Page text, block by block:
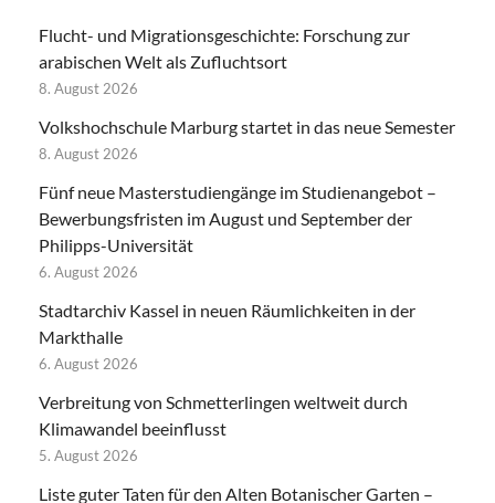
Flucht- und Migrationsgeschichte: Forschung zur
arabischen Welt als Zufluchtsort
8. August 2026
Volkshochschule Marburg startet in das neue Semester
8. August 2026
Fünf neue Masterstudiengänge im Studienangebot –
Bewerbungsfristen im August und September der
Philipps-Universität
6. August 2026
Stadtarchiv Kassel in neuen Räumlichkeiten in der
Markthalle
6. August 2026
Verbreitung von Schmetterlingen weltweit durch
Klimawandel beeinflusst
5. August 2026
Liste guter Taten für den Alten Botanischer Garten –